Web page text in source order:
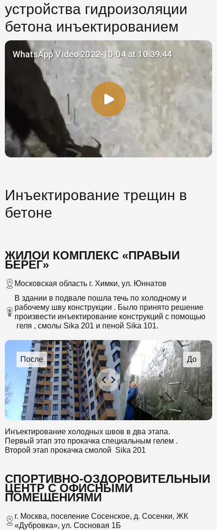
устройства гидроизоляции
бетона инъектированием
Инъектирование трещин в
бетоне
ЖИЛОЙ КОМПЛЕКС «ПРАВЫЙ
БЕРЕГ»
Московская область г. Химки, ул. Юннатов
В здании в подвале пошла течь по холодному и
рабочему шву конструкции . Было принято решение
произвести инъектирование конструкций с помощью
геля , смолы Sika 201 и пеной Sika 101.
Инъектирование холодных швов в два этапа.
Первый этап это прокачка специальным гелем .
Второй этап прокачка смолой Sika 201
СПОРТИВНО-ОЗДОРОВИТЕЛЬНЫЙ
ЦЕНТР С ОФИСНЫМИ
ПОМЕЩЕНИЯМИ
г. Москва, поселение Сосенское, д. Сосенки, ЖК
«Дубровка», ул. Сосновая 1Б